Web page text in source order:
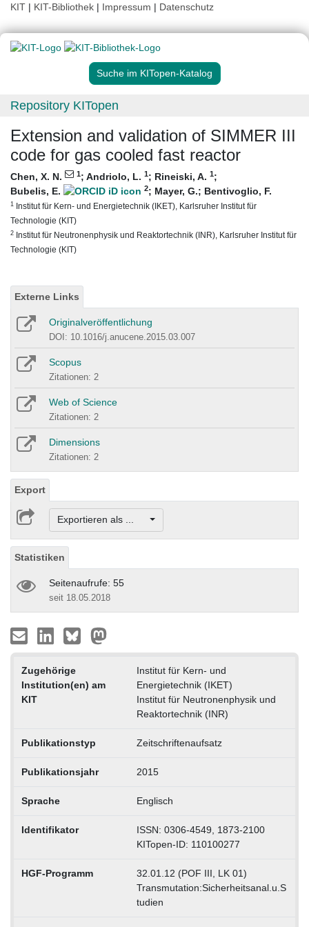
KIT | KIT-Bibliothek | Impressum | Datenschutz
Suche im KITopen-Katalog
Repository KITopen
Extension and validation of SIMMER III
code for gas cooled fast reactor
Chen, X. N. 1; Andriolo, L. 1; Rineiski, A. 1;
Bubelis, E.
2; Mayer, G.; Bentivoglio, F.
1 Institut für Kern- und Energietechnik (IKET), Karlsruher Institut für
Technologie (KIT)
2 Institut für Neutronenphysik und Reaktortechnik (INR), Karlsruher Institut für
Technologie (KIT)
Externe Links
Originalveröffentlichung
DOI: 10.1016/j.anucene.2015.03.007
Scopus
Zitationen: 2
Web of Science
Zitationen: 2
Dimensions
Zitationen: 2
Export
Exportieren als ...
Statistiken
Seitenaufrufe: 55
seit 18.05.2018
Zugehörige
Institution(en) am
KIT
Institut für Kern- und
Energietechnik (IKET)
Institut für Neutronenphysik und
Reaktortechnik (INR)
Publikationstyp Zeitschriftenaufsatz
Publikationsjahr 2015
Sprache Englisch
Identifikator
ISSN: 0306-4549, 1873-2100
KITopen-ID: 110100277
HGF-Programm
32.01.12 (POF III, LK 01)
Transmutation:Sicherheitsanal.u.S
tudien